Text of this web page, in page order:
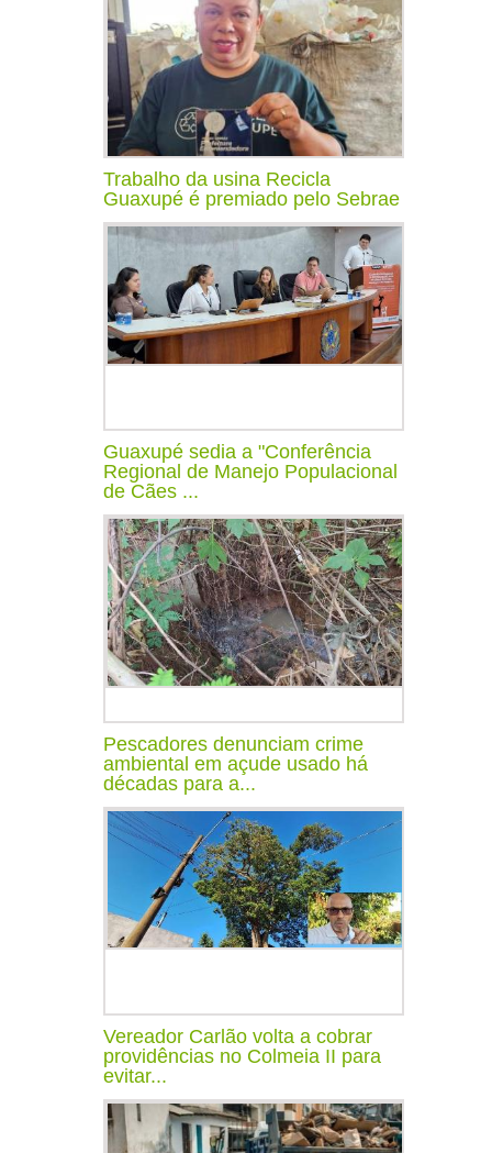
Trabalho da usina Recicla
Guaxupé é premiado pelo Sebrae
Guaxupé sedia a "Conferência
Regional de Manejo Populacional
de Cães ...
Pescadores denunciam crime
ambiental em açude usado há
décadas para a...
Vereador Carlão volta a cobrar
providências no Colmeia II para
evitar...